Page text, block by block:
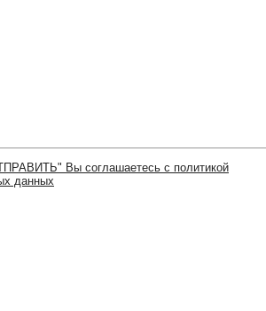
Вы соглашаетесь с политикой
данных